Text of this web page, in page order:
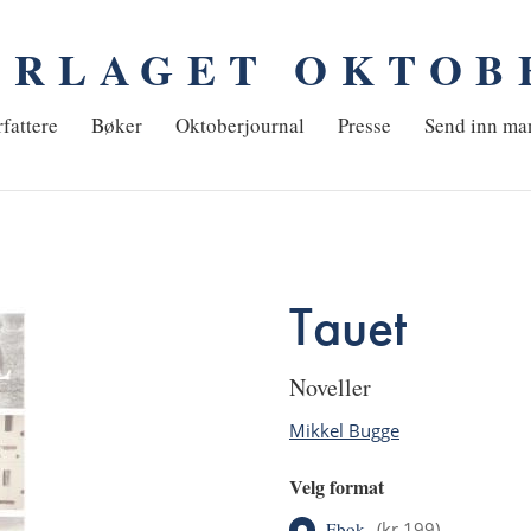
Bøker Oktoberjournal Presse Send inn
Tauet
noveller
Mikkel Bugge
Velg format